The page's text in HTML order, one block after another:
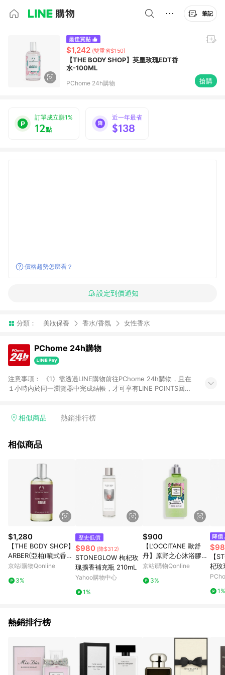
筆記
$1,242 (雙重省$150)
【THE BODY SHOP】英皇玫瑰EDT香
水-100ML
PChome 24h購物 搶購
訂單成立賺1%
12點
近一年最省
$138
價格趨勢怎麼看？
設定到價通知
分類： 美妝保養 香水/香氛 女性香水
PChome 24h購物
注意事項： 《1》需透過LINE購物前往PChome 24h購物，且在
１小時內於同一瀏覽器中完成結帳，才可享有LINE POINTS回饋
在點數回饋範圍內。 《3》如取消訂單、退貨、購物中登出
品、票券、訂閱方案、PChome儲值商品、企業專區/企業採購、
值點數、點數/禮物卡 [2025/2/16起適用] - 票券全品項
[2026/6/2起適用] 《5》回饋點數的計算將會排除【訂單活動折
扣 (含折價券折扣)】、【P幣扣抵】、【現金積點扣抵】及【訂單
運費】等金額。 《6》符合LINE POINTS回饋資格之訂單將於商
家訂單頁面標示「LINE回饋」，若無此標示則 不符合回饋LINE
POINTS點數資格亦不得使用點數紅包 。 《7》LINE購物設有
「單一商品最高回饋點數」機制 (特殊活動時開放「回饋無上
限」)，以同一訂單中同一商品不論件數計算，並依訂單成立時間
當下LINE購物所設定的回饋機制為準。 《8》LINE購物為購物資
訊整合性平台，商品資料更新會有時間差，如顯示之商品規格、
顏色、價位、贈品與PChome 24h購物銷售網頁不符，以銷售網
頁標示為準！
相似商品 熱銷排行榜
相似商品
$1,280
【THE BODY SHOP】
ARBER(亞柏)噴式香
水-100ML
京站i購物Qonline
3%
歷史低價
$980 (降$312)
STONEGLOW 枸杞玫
瑰擴香補充瓶 210mL
Yahoo購物中心
1%
$900
【L’OCCITANE 歐舒
丹】原野之心沐浴膠25
0ml
京站i購物Qonline
3%
【
杞玫
mL
1%
熱銷排行榜